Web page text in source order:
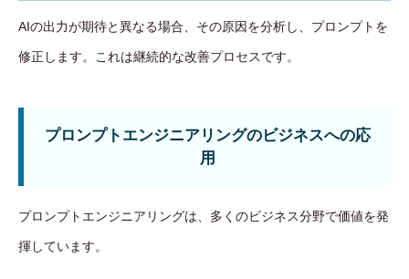
AIの出力が期待と異なる場合、その原因を分析し、プロンプトを
修正します。これは継続的な改善プロセスです。
プロンプトエンジニアリングのビジネスへの応
用
プロンプトエンジニアリングは、多くのビジネス分野で価値を発
揮しています。